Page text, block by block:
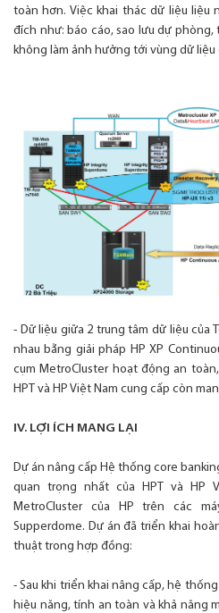
toàn hơn. Việc khai thác dữ liệu liệu
đích như: báo cáo, sao lưu dự phòng,
không làm ảnh hưởng tới vùng dữ
- Dữ liệu giữa 2 trung tâm dữ liệu của
nhau bằng giải pháp HP XP
cụm MetroCluster hoạt động an
HPT và HP Việt Nam cung cấp còn
IV. LỢI ÍCH MANG LẠI
Dự án nâng cấp Hệ thống core
quan trọng nhất của HPT và HP
MetroCluster của HP trên các
Supperdome. Dự án đã triển khai
thuật trong hợp đồng:
- Sau khi triển khai nâng cấp, hệ
hiệu năng, tính an toàn và khả năng